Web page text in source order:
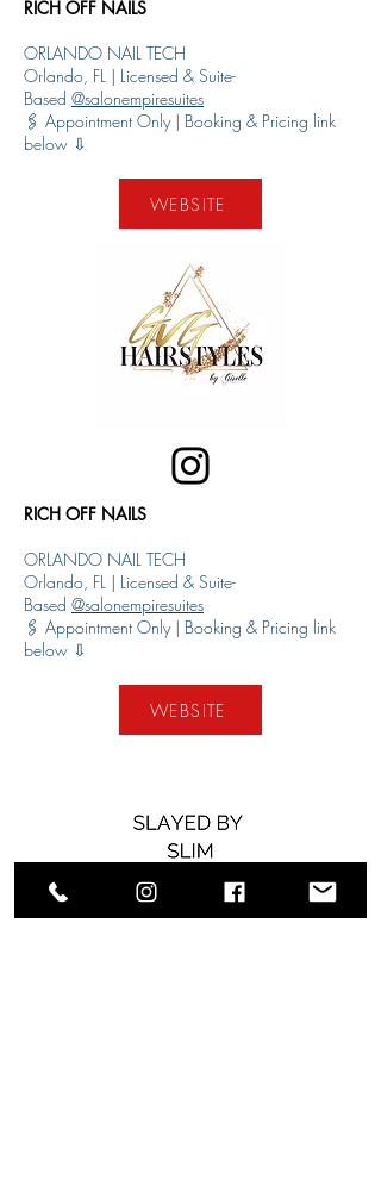
RICH OFF NAILS
ORLANDO NAIL TECH
Orlando, FL | Licensed & Suite-
Based @salonempiresuites
🖇️ Appointment Only | Booking & Pricing link
below ⇩
WEBSITE
RICH OFF NAILS
ORLANDO NAIL TECH
Orlando, FL | Licensed & Suite-
Based @salonempiresuites
🖇️ Appointment Only | Booking & Pricing link
below ⇩
WEBSITE